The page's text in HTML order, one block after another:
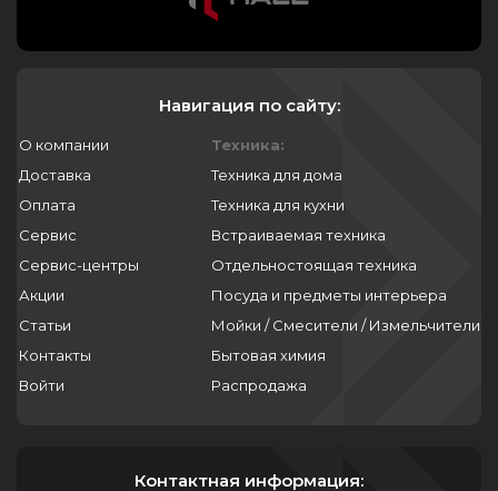
Навигация по сайту:
О компании
Доставка
Оплата
Сервис
Сервис-центры
Акции
Статьи
Контакты
Войти
Техника:
Техника для дома
Техника для кухни
Встраиваемая техника
Отдельностоящая техника
Посуда и предметы интерьера
Мойки / Смесители / Измельчители
Бытовая химия
Распродажа
Контактная информация: